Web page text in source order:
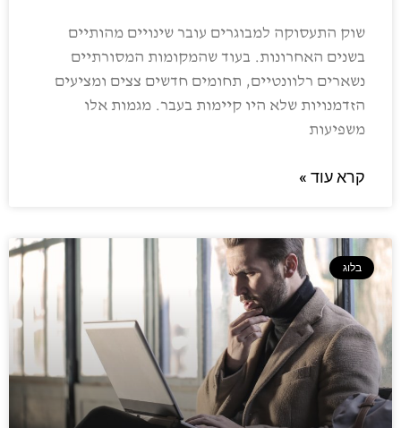
שוק התעסוקה למבוגרים עובר שינויים מהותיים
בשנים האחרונות. בעוד שהמקומות המסורתיים
נשארים רלוונטיים, תחומים חדשים צצים ומציעים
הזדמנויות שלא היו קיימות בעבר. מגמות אלו
משפיעות
קרא עוד »
בלוג